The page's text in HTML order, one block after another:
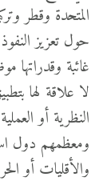
المتحدة وقطر
حول تعزيز
غائبة
لا علاقة لها
النظرية أو
ومعظمهم دول
والأقليات أو